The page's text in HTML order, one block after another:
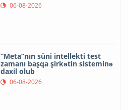
06-08-2026
“Meta”nın süni intellekti test
zamanı başqa şirkətin sisteminə
daxil olub
06-08-2026